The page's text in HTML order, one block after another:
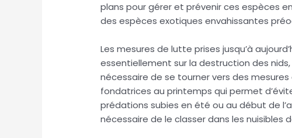
plans pour gérer et prévenir ces espèces
des espèces exotiques envahissantes
Les mesures de lutte prises jusqu’à
essentiellement sur la destruction des
nécessaire de se tourner vers des
fondatrices au printemps qui permet
prédations subies en été ou au début de
nécessaire de le classer dans les nuisibles